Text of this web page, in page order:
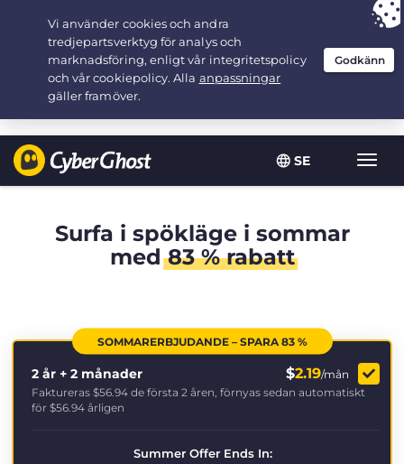
SE
Växla
Your choice:The Best Dealfor 2.1666666666667-years at $
/month
Surfa i spökläge i sommar
med83 % rabatt
SOMMARERBJUDANDE – SPARA 83 %
2 år + 2 månader $2.19/mån
Faktureras $56.94 de första 2 åren, förnyas sedan automatiskt
för $56.94 årligen
Summer Offer Ends In: